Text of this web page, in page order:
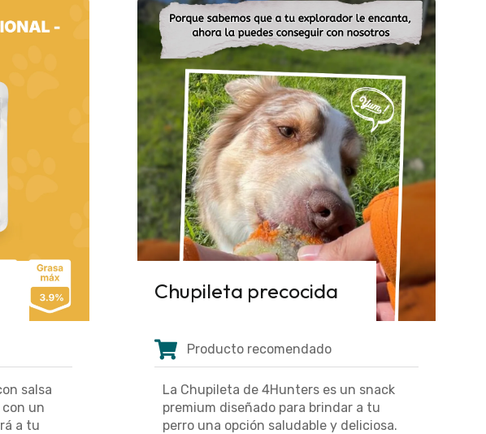
salsa
a tu
Chupileta precocida
Producto recomendado
La Chupileta de 4Hunters es un snack
premium diseñado para brindar a tu
perro una opción saludable y deliciosa.